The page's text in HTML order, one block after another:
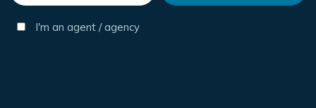
I'm an agent / agency